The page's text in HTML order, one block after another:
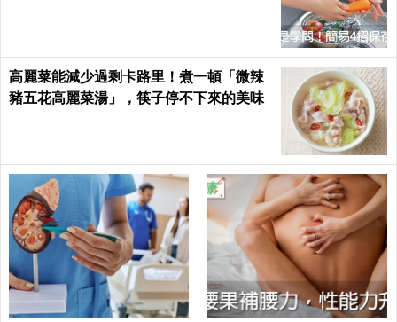
高麗菜能減少過剩卡路里！煮一頓「微辣
豬五花高麗菜湯」，筷子停不下來的美味